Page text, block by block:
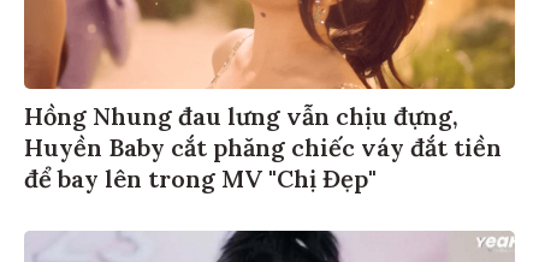
Hồng Nhung đau lưng vẫn chịu đựng,
Huyền Baby cắt phăng chiếc váy đắt tiền
để bay lên trong MV "Chị Đẹp"